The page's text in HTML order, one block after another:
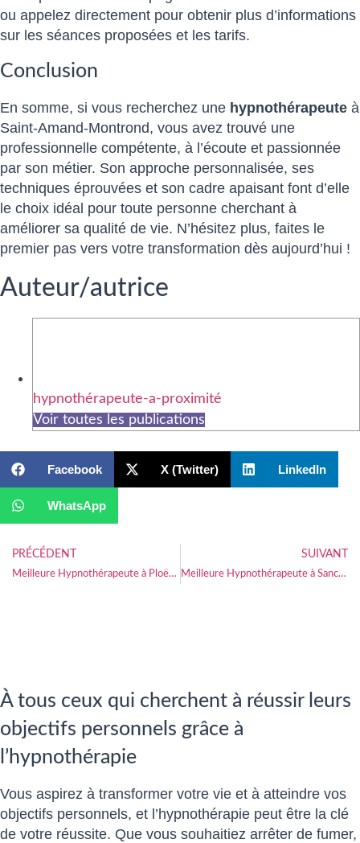
ou appelez directement pour obtenir plus d’informations
sur les séances proposées et les tarifs.
Conclusion
En somme, si vous recherchez une hypnothérapeute à
Saint-Amand-Montrond, vous avez trouvé une
professionnelle compétente, à l’écoute et passionnée
par son métier. Son approche personnalisée, ses
techniques éprouvées et son cadre apaisant font d’elle
le choix idéal pour toute personne cherchant à
améliorer sa qualité de vie. N’hésitez plus, faites le
premier pas vers votre transformation dès aujourd’hui !
Auteur/autrice
hypnothérapeute-a-proximité
Voir toutes les publications
Facebook X (Twitter) LinkedIn
WhatsApp
PRÉCÉDENT
Meilleure Hypnothérapeute à Ploërmel
SUIVANT
Meilleure Hypnothérapeute à Sancerre
À tous ceux qui cherchent à réussir leurs
objectifs personnels grâce à
l’hypnothérapie
Vous aspirez à transformer votre vie et à atteindre vos
objectifs personnels, et l’hypnothérapie peut être la clé
de votre réussite. Que vous souhaitiez arrêter de fumer,